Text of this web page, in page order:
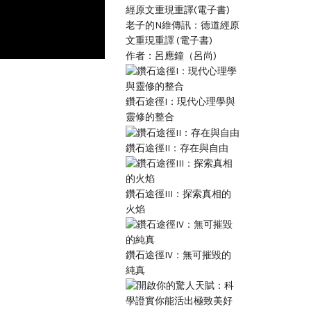
老子的N維傳訊：德道經原
文重現重譯 (電子書)
作者：呂應鐘（呂尚)
鑽石途徑I：現代心理學與
靈修的整合
鑽石途徑II：存在與自由
鑽石途徑III：探索真相的
火焰
鑽石途徑IV：無可摧毀的
純真